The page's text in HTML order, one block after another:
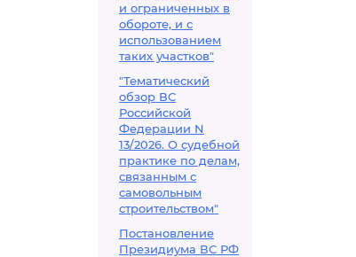
и ограниченных в
обороте, и с
использованием
таких участков"
"Тематический
обзор ВС
Российской
Федерации N
13/2026. О судебной
практике по делам,
связанным с
самовольным
строительством"
Постановление
Президиума ВС РФ